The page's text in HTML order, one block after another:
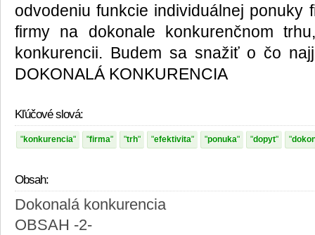
odvodeniu funkcie individuálnej ponuky
firmy na dokonale konkurenčnom
konkurencii. Budem sa snažiť o čo
DOKONALÁ KONKURENCIA
Kľúčové slová:
konkurencia firma trh efektivita ponuka dopyt
Obsah:
Dokonalá konkurencia
OBSAH -2-